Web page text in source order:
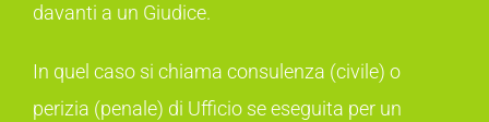
davanti a un Giudice.
In quel caso si chiama consulenza (civile) o
perizia (penale) di Ufficio se eseguita per un